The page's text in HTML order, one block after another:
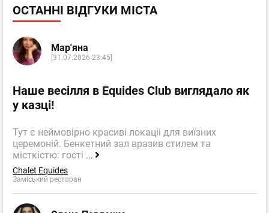
ОСТАННІ ВІДГУКИ МІСТА
Мар'яна
[31.07.2026 23:45]
Наше весілля в Equides Club виглядало як
у казці!
Тут є неймовірно красиві локаціі для виїзних
церемоній. Бенкетний зал вразив стилем та
місткістю: гості ...
Chalet Equides
Заміський ресторан